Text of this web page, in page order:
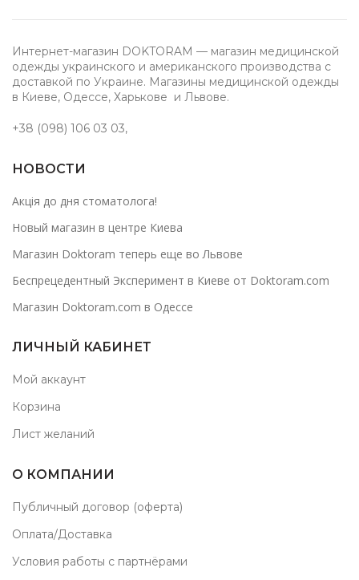
Интернет-магазин DOKTORAM — магазин медицинской
одежды украинского и американского производства с
доставкой по Украине. Магазины медицинской одежды
в Киеве, Одессе, Харькове и Львове.
+38 (098) 106 03 03,
НОВОСТИ
Акція до дня стоматолога!
Новый магазин в центре Киева
Магазин Doktoram теперь еще во Львове
Беспрецедентный Эксперимент в Киеве от Doktoram.com
Магазин Doktoram.com в Одессе
ЛИЧНЫЙ КАБИНЕТ
Мой аккаунт
Корзина
Лист желаний
О КОМПАНИИ
Публичный договор (оферта)
Оплата/Доставка
Условия работы с партнёрами